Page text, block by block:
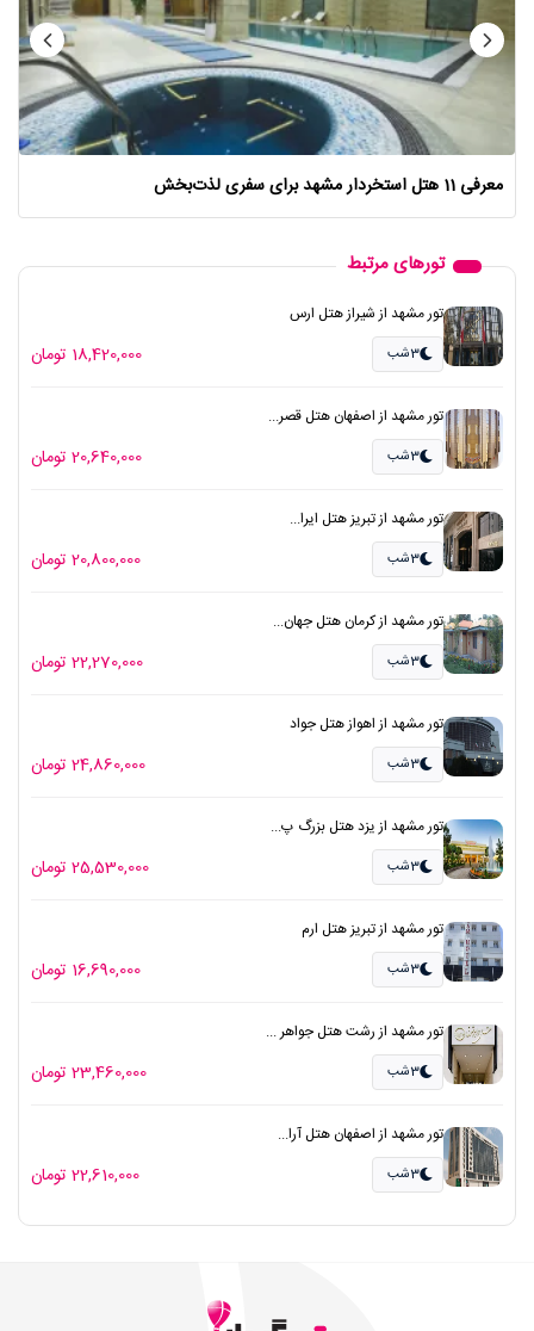
معرفی 11 هتل‌ استخردار مشهد برای سفری لذت‌بخش
تورهای مرتبط
تور مشهد از شیراز هتل ارس
3شب 18,420,000 تومان
تور مشهد از اصفهان هتل قصر...
3شب 20,640,000 تومان
تور مشهد از تبریز هتل ایرا...
3شب 20,800,000 تومان
تور مشهد از کرمان هتل جهان...
3شب 22,270,000 تومان
تور مشهد از اهواز هتل جواد
3شب 24,860,000 تومان
تور مشهد از یزد هتل بزرگ پ...
3شب 25,530,000 تومان
تور مشهد از تبریز هتل ارم
3شب 16,690,000 تومان
تور مشهد از رشت هتل جواهر ...
3شب 23,460,000 تومان
تور مشهد از اصفهان هتل آرا...
3شب 22,610,000 تومان